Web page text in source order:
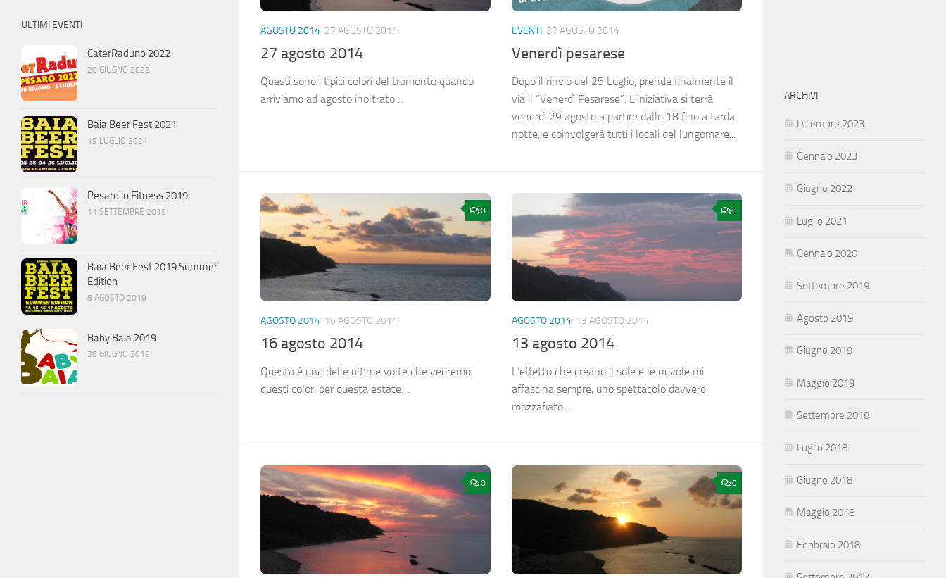
AGOSTO 2014 27 AGOSTO 2014
27 agosto 2014
Questi sono i tipici colori del tramonto quando
arriviamo ad agosto inoltrato…
EVENTI 27 AGOSTO 2014
Venerdì pesarese
Dopo il rinvio del 25 Luglio, prende finalmente il
via il “Venerdì Pesarese”. L’iniziativa si terrà
venerdì 29 agosto a partire dalle 18 fino a tarda
notte, e coinvolgerà tutti i locali del lungomare...
0
AGOSTO 2014 16 AGOSTO 2014
16 agosto 2014
Questa è una delle ultime volte che vedremo
questi colori per questa estate…
0
AGOSTO 2014 13 AGOSTO 2014
13 agosto 2014
L’effetto che creano il sole e le nuvole mi
affascina sempre, uno spettacolo davvero
mozzafiato…
0 0
ULTIMI EVENTI
CaterRaduno 2022
20 GIUGNO 2022
Baia Beer Fest 2021
19 LUGLIO 2021
Pesaro in Fitness 2019
11 SETTEMBRE 2019
Baia Beer Fest 2019 Summer
Edition
8 AGOSTO 2019
Baby Baia 2019
28 GIUGNO 2019
ARCHIVI
Dicembre 2023
Gennaio 2023
Giugno 2022
Luglio 2021
Gennaio 2020
Settembre 2019
Agosto 2019
Giugno 2019
Maggio 2019
Settembre 2018
Luglio 2018
Giugno 2018
Maggio 2018
Febbraio 2018